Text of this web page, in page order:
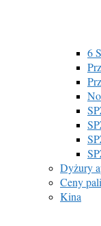
6
Dyżury
Ceny
Kina